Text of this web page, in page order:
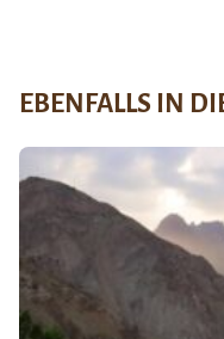
EBENFALLS IN